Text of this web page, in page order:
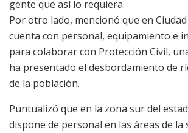
gente que así lo requiera.
Por otro lado, mencionó que en
cuenta con personal, equipamiento e
para colaborar con Protección Civil,
ha presentado el desbordamiento de
de la población.
Puntualizó que en la zona sur del
dispone de personal en las áreas de la